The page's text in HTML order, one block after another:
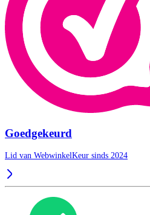
Goedgekeurd
Lid van WebwinkelKeur sinds 2024